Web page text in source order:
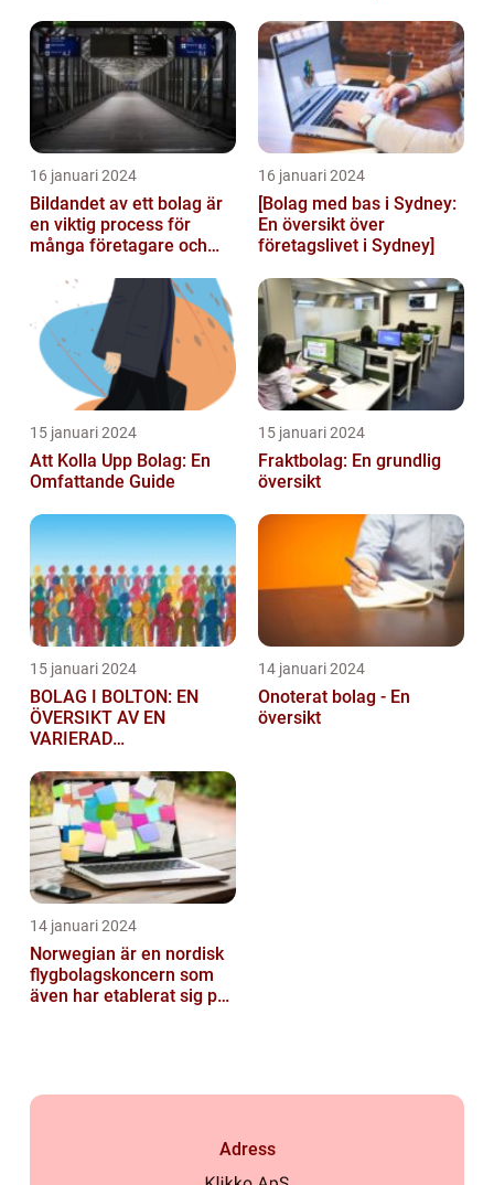
landets...
16 januari 2024
Bildandet av ett bolag är
en viktig process för
många företagare och
starta ...
16 januari 2024
[Bolag med bas i Sydney:
En översikt över
företagslivet i Sydney]
15 januari 2024
Att Kolla Upp Bolag: En
Omfattande Guide
15 januari 2024
Fraktbolag: En grundlig
översikt
15 januari 2024
BOLAG I BOLTON: EN
ÖVERSIKT AV EN
VARIERAD
14 januari 2024
Onoterat bolag - En
översikt
14 januari 2024
Norwegian är en nordisk
flygbolagskoncern som
även har etablerat sig på
Adress